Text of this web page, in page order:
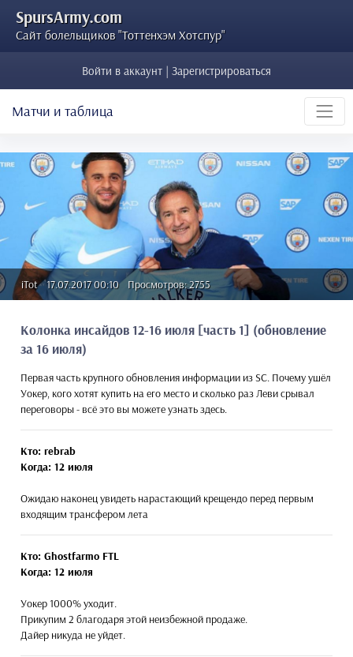
SpursArmy.com
Сайт болельщиков "Тоттенхэм Хотспур"
Войти в аккаунт | Зарегистрироваться
Матчи и таблица
iTot 17.07.2017 00:10 Просмотров: 2755
Колонка инсайдов 12-16 июля [часть 1] (обновление
за 16 июля)
Первая часть крупного обновления информации из SC. Почему ушёл
Уокер, кого хотят купить на его место и сколько раз Леви срывал
переговоры - всё это вы можете узнать здесь.
Кто: rebrab
Когда: 12 июля
Ожидаю наконец увидеть нарастающий крещендо перед первым
входящим трансфером лета
Кто: Ghostfarmo FTL
Когда: 12 июля
Уокер 1000% уходит.
Прикупим 2 благодаря этой неизбежной продаже.
Дайер никуда не уйдет.